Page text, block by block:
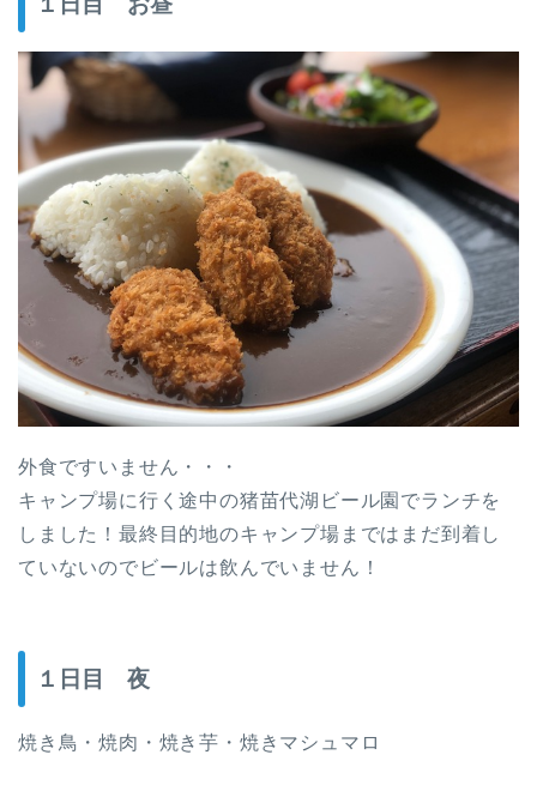
外食ですいません・・・
キャンプ場に行く途中の猪苗代湖ビール園でランチを
しました！最終目的地のキャンプ場まではまだ到着し
ていないのでビールは飲んでいません！
１日目 夜
焼き鳥・焼肉・焼き芋・焼きマシュマロ